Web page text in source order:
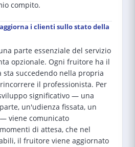
compito.
i clienti sullo stato della
parte essenziale del servizio
opzionale. Ogni fruitore ha il
sta succedendo nella propria
il professionista. Per
significativo — una
un'udienza fissata, un
viene comunicato
di attesa, che nel
il fruitore viene aggiornato